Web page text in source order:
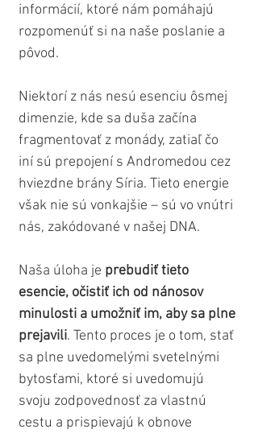
informácií, ktoré nám pomáhajú
rozpomenúť si na naše poslanie a
pôvod.
Niektorí z nás nesú esenciu ôsmej
dimenzie, kde sa duša začína
fragmentovať z monády, zatiaľ čo
iní sú prepojení s Andromedou cez
hviezdne brány Síria. Tieto energie
však nie sú vonkajšie – sú vo vnútri
nás, zakódované v našej DNA.
Naša úloha je prebudiť tieto
esencie, očistiť ich od nánosov
minulosti a umožniť im, aby sa plne
prejavili. Tento proces je o tom, stať
sa plne uvedomelými svetelnými
bytosťami, ktoré si uvedomujú
svoju zodpovednosť za vlastnú
cestu a prispievajú k obnove